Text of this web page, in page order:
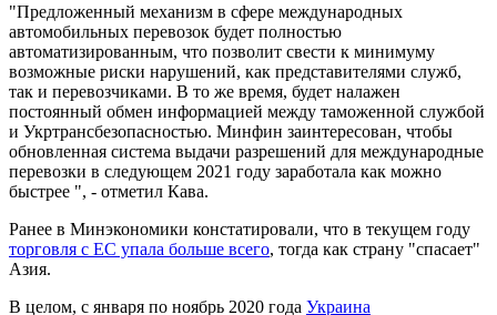
"Предложенный механизм в сфере международных
автомобильных перевозок будет полностью
автоматизированным, что позволит свести к минимуму
возможные риски нарушений, как представителями служб,
так и перевозчиками. В то же время, будет налажен
постоянный обмен информацией между таможенной службой
и Укртрансбезопасностью. Минфин заинтересован, чтобы
обновленная система выдачи разрешений для международные
перевозки в следующем 2021 году заработала как можно
быстрее ", - отметил Кава.
Ранее в Минэкономики констатировали, что в текущем году
торговля с ЕС упала больше всего, тогда как страну "спасает"
Азия.
В целом, с января по ноябрь 2020 года Украина